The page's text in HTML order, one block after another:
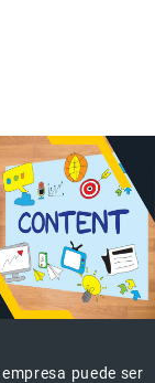
puede ser